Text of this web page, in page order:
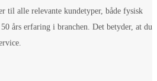
til alle relevante kundetyper, både fysisk
års erfaring i branchen. Det betyder, at du